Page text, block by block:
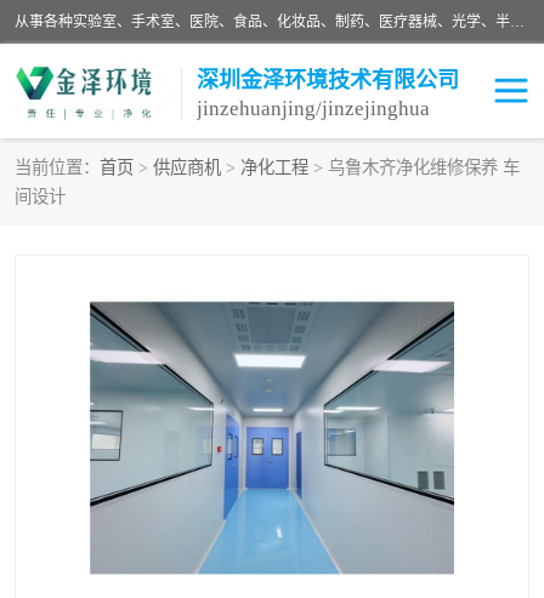
从事各种实验室、手术室、医院、食品、化妆品、制药、医疗器械、光学、半导体、精密电子等无尘车间行业的洁净车间装修设计、净化设备、恒温恒湿空调的设计制作与安装、净化系统工程项目施工及其技术支持服务。
深圳金泽环境技术有限公司
jinzehuanjing/jinzejinghua
当前位置： 首页 > 供应商机 > 净化工程 > 乌鲁木齐净化维修保养 车
间设计
耗材
手术室净化 GMP车间净化
生命工程
生物实验室 食品饮料
化妆品 光电车间
恒温恒湿净化空调 过滤器